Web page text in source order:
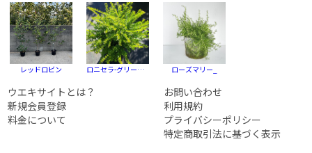
レッドロビン ロニセラ-グリーンプリーズ ローズマリー_
ウエキサイトとは？
新規会員登録
料金について
お問い合わせ
利用規約
プライバシーポリシー
特定商取引法に基づく表示